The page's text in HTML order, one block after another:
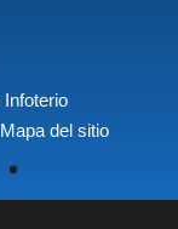
Mapa del sitio